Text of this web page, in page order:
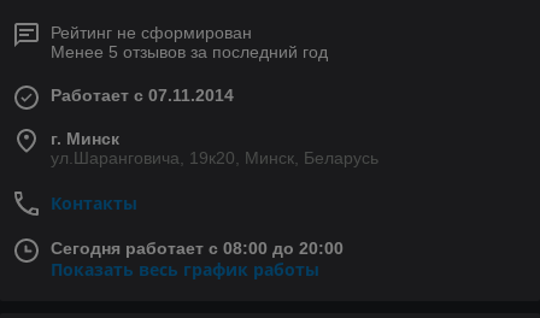
Рейтинг не сформирован
Менее 5 отзывов за последний год
Работает с 07.11.2014
г. Минск
ул.Шаранговича, 19к20, Минск, Беларусь
Контакты
Сегодня работает с 08:00 до 20:00
Показать весь график работы